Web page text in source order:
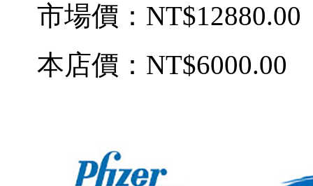
市場價： NT$12880.00
本店價： NT$6000.00